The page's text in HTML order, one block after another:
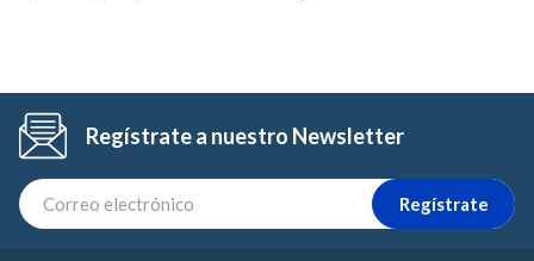
Regístrate a nuestro Newsletter
Regístrate